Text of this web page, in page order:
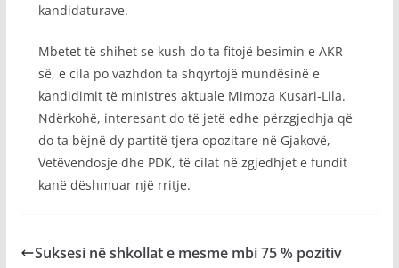
kandidaturave.
Mbetet të shihet se kush do ta fitojë besimin e AKR-
së, e cila po vazhdon ta shqyrtojë mundësinë e
kandidimit të ministres aktuale Mimoza Kusari-Lila.
Ndërkohë, interesant do të jetë edhe përzgjedhja që
do ta bëjnë dy partitë tjera opozitare në Gjakovë,
Vetëvendosje dhe PDK, të cilat në zgjedhjet e fundit
kanë dëshmuar një rritje.
Suksesi në shkollat e mesme mbi 75 % pozitiv